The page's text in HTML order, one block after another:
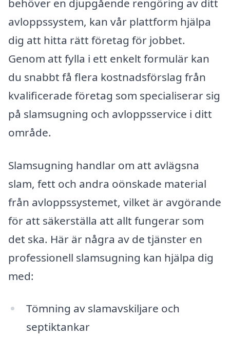
behöver en djupgående rengöring av ditt
avloppssystem, kan vår plattform hjälpa
dig att hitta rätt företag för jobbet.
Genom att fylla i ett enkelt formulär kan
du snabbt få flera kostnadsförslag från
kvalificerade företag som specialiserar sig
på slamsugning och avloppsservice i ditt
område.
Slamsugning handlar om att avlägsna
slam, fett och andra oönskade material
från avloppssystemet, vilket är avgörande
för att säkerställa att allt fungerar som
det ska. Här är några av de tjänster en
professionell slamsugning kan hjälpa dig
med:
Tömning av slamavskiljare och
septiktankar